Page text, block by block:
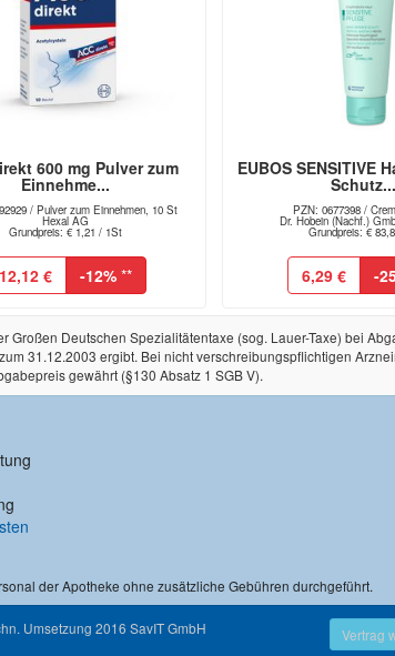
600 mg Pulver zum
Einnehme...
/ Pulver zum Einnehmen, 10 St
Hexal AG
Grundpreis: € 1,21 / 1St
12,12 € -12%**
EUBOS SENSITIVE
Schutz...
PZN: 0677398 /
Dr. Hobein (Nachf.)
Grundpreis: €
6,29 € -
Deutschen Spezialitätentaxe (sog. Lauer-Taxe) bei
31.12.2003 ergibt. Bei nicht verschreibungspflichtigen
gewährt (§130 Absatz 1 SGB V).
der Apotheke ohne zusätzliche Gebühren durchgeführt.
Umsetzung 2016 SavIT GmbH Vertrag